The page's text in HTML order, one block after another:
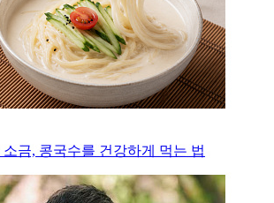
소금, 콩국수를 건강하게 먹는 법